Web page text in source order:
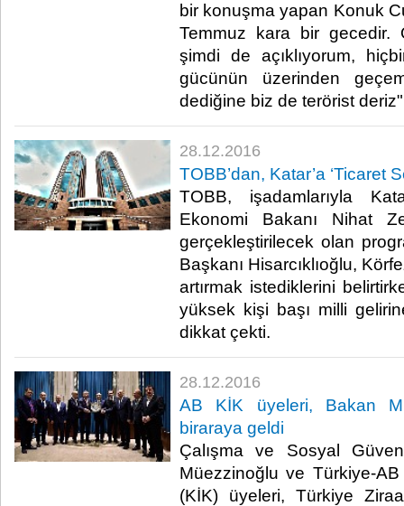
bir konuşma yapan Konuk
Temmuz kara bir gecedir.
şimdi de açıklıyorum,
gücünün üzerinden
dediğine biz de terörist
28.12.2016
TOBB’dan, Katar’a ‘Ticaret
TOBB, işadamlarıyla
Ekonomi Bakanı Nihat
gerçekleştirilecek olan
Başkanı Hisarcıklıoğlu,
artırmak istediklerini
yüksek kişi başı milli
dikkat çekti.​
28.12.2016
AB KİK üyeleri, Bakan
biraraya geldi
Çalışma ve Sosyal
Müezzinoğlu ve Türkiye-
(KİK) üyeleri, Türkiye